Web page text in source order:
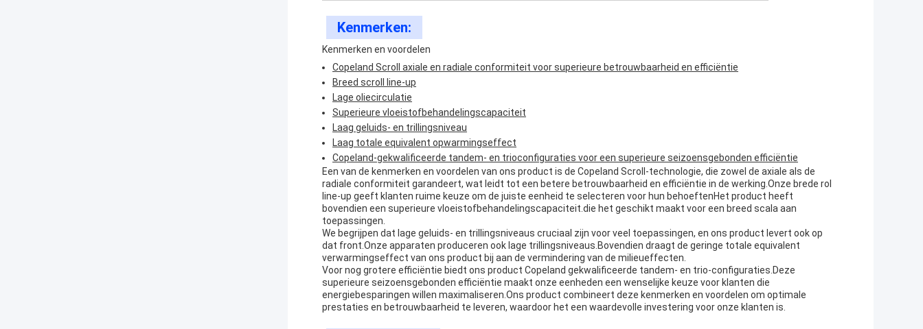
Kenmerken:
Kenmerken en voordelen
Copeland Scroll axiale en radiale conformiteit voor superieure betrouwbaarheid en efficiëntie
Breed scroll line-up
Lage oliecirculatie
Superieure vloeistofbehandelingscapaciteit
Laag geluids- en trillingsniveau
Laag totale equivalent opwarmingseffect
Copeland-gekwalificeerde tandem- en trioconfiguraties voor een superieure seizoensgebonden efficiëntie
Een van de kenmerken en voordelen van ons product is de Copeland Scroll-technologie, die zowel de axiale als de
radiale conformiteit garandeert, wat leidt tot een betere betrouwbaarheid en efficiëntie in de werking.Onze brede rol
line-up geeft klanten ruime keuze om de juiste eenheid te selecteren voor hun behoeftenHet product heeft
bovendien een superieure vloeistofbehandelingscapaciteit.die het geschikt maakt voor een breed scala aan
toepassingen.
We begrijpen dat lage geluids- en trillingsniveaus cruciaal zijn voor veel toepassingen, en ons product levert ook op
dat front.Onze apparaten produceren ook lage trillingsniveaus.Bovendien draagt de geringe totale equivalent
verwarmingseffect van ons product bij aan de vermindering van de milieueffecten.
Voor nog grotere efficiëntie biedt ons product Copeland gekwalificeerde tandem- en trio-configuraties.Deze
superieure seizoensgebonden efficiëntie maakt onze eenheden een wenselijke keuze voor klanten die
energiebesparingen willen maximaliseren.Ons product combineert deze kenmerken en voordelen om optimale
prestaties en betrouwbaarheid te leveren, waardoor het een waardevolle investering voor onze klanten is.